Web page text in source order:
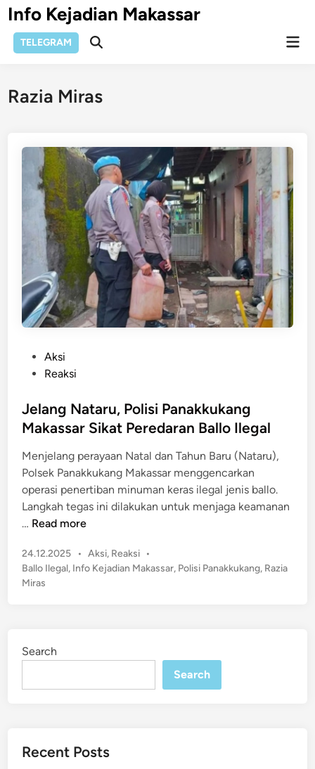
Skip
to
content
Info Kejadian Makassar
TELEGRAM
Open
Razia Miras
e
i
n
Aksi
Reaksi
Jelang Nataru, Polisi Panakkukang
Makassar Sikat Peredaran Ballo Ilegal
Menjelang perayaan Natal dan Tahun Baru (Nataru),
Polsek Panakkukang Makassar menggencarkan
operasi penertiban minuman keras ilegal jenis ballo.
Langkah tegas ini dilakukan untuk menjaga keamanan
… J
l
a
n
t
r
o
Read more
24.12.2025 • P
o
Aksi, Reaksi •
Ballo Ilegal, Info Kejadian Makassar, Polisi Panakkukang, Razia
Miras
Search
Search
Recent Posts